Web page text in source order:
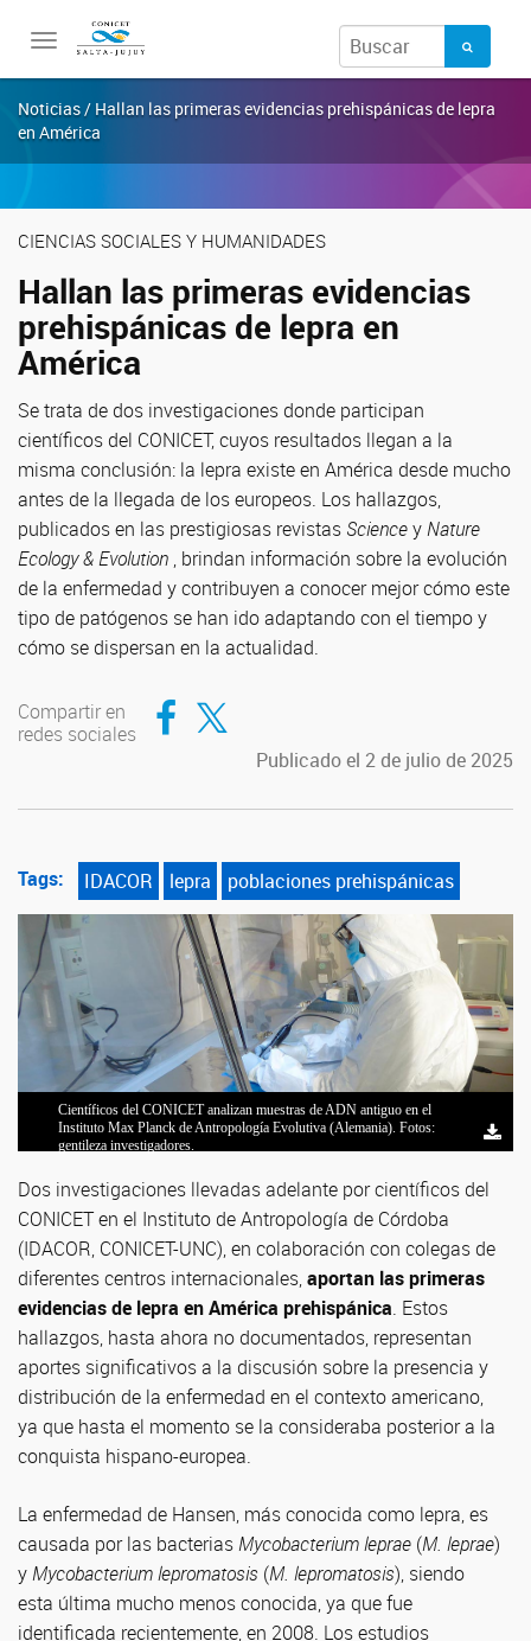
Toggle
Noticias / Hallan las primeras evidencias prehispánicas de lepra
en América
CIENCIAS SOCIALES Y HUMANIDADES
Hallan las primeras evidencias
prehispánicas de lepra en
América
Se trata de dos investigaciones donde participan
científicos del CONICET, cuyos resultados llegan a la
misma conclusión: la lepra existe en América desde mucho
antes de la llegada de los europeos. Los hallazgos,
publicados en las prestigiosas revistas ScienceyNature
Ecology & Evolution , brindan información sobre la evolución
de la enfermedad y contribuyen a conocer mejor cómo este
tipo de patógenos se han ido adaptando con el tiempo y
cómo se dispersan en la actualidad.
Compartir en
redes sociales
Compartir en Facebook
Compartir en Twitter
Publicado el 2 de julio de 2025
Tags: IDACOR lepra poblaciones prehispánicas
Científicos del CONICET analizan muestras de ADN antiguo en el
Instituto Max Planck de Antropología Evolutiva (Alemania). Fotos:
gentileza investigadores.
Fragmento de cráneo con lesiones donde se halló el genoma en Chile
(reconstrucción de foto original) | María José Herrera-Soto y Anna
Brizuela.
Muestras donde se extrajo el ADN utilizado para los análisis.
Dario Ramirez, Nicolas Pastor y Rodrigo Nores.
Pierre Luisi (recorte): Foto: gentileza La Voz.
Dos investigaciones llevadas adelante por científicos del
CONICET en el Instituto de Antropología de Córdoba
(IDACOR, CONICET-UNC), en colaboración con colegas de
diferentes centros internacionales,aportan las primeras
evidencias de lepra en América prehispánica. Estos
hallazgos, hasta ahora no documentados, representan
aportes significativos a la discusión sobre la presencia y
distribución de la enfermedad en el contexto americano,
ya que hasta el momento se la consideraba posterior a la
conquista hispano-europea.
La enfermedad de Hansen, más conocida como lepra, es
causada por las bacteriasMycobacterium leprae (M. leprae)
yMycobacterium lepromatosis (M. lepromatosis), siendo
esta última mucho menos conocida, ya que fue
identificada recientemente, en 2008. Los estudios